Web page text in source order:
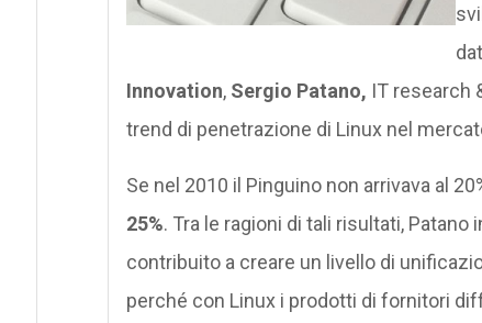
Innovation,Sergio Patano, IT research
trend di penetrazione di Linux nel
Se nel 2010 il Pinguino non arrivava al
25%. Tra le ragioni di tali risultati,
contribuito a creare un livello di
perché con Linux i prodotti di fornitori